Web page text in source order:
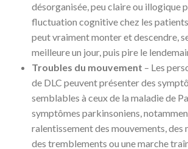
désorganisée, peu claire ou illogique
fluctuation cognitive chez les
peut vraiment monter et descendre,
meilleure un jour, puis pire le
Troubles du mouvement – Les
de DLC peuvent présenter des
semblables à ceux de la maladie de
symptômes parkinsoniens,
ralentissement des mouvements, des
des tremblements ou une marche